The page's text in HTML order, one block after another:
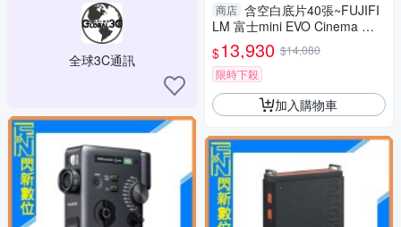
全球3C通訊
商店 含空白底片40張~FUJIFI
LM 富士mini EVO Cinema 三
合一 拍立得 拍照/影片/列印(公
司貨)
$13,930 $14,080
限時下殺
加入購物車